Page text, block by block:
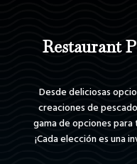
Restaurant
Desde deliciosas
creaciones de
gama de opciones
¡Cada elección es una